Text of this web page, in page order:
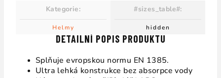
DETAILNÍ POPIS PRODUKTU
Splňuje evropskou normu EN 1385.
Ultra lehká konstrukce bez absorpce vody
Kategorie:
Helmy
#sizes_table#:
hidden